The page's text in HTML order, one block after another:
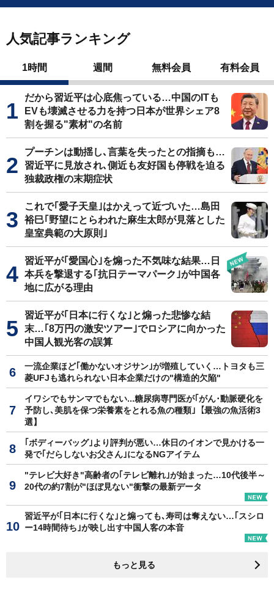
人気記事ランキング
1時間 週間 無料会員 有料会員
だから習近平は心底焦っている…中国のITも
EVも壊滅させる力を持つ日本が世界シェア8
割を握る"素材"の名前
プーチンは動揺し､言葉を失ったとの指摘も…
習近平に見放され､側近も友好国も停戦を迫る
独裁政権の末期症状
これで｢愛子天皇｣はかえって近づいた…島田
裕巳｢野望にとらわれた麻生太郎が見落とした
皇室典範の大原則｣
習近平が｢愛国心｣を煽った不気味な結果…日
本兵を撃退する｢抗日テーマパーク｣が中国各
地に広がる理由
習近平が｢日本に行くな｣と煽った悲惨な結
末…｢8万円の激安ツアー｣でロシアに向かった
中国人観光客の誤算
一流企業ほど｢働かないオジサン｣が増殖していく…トヨタも三
菱UFJも逃れられない日本企業だけの"構造的欠陥"
イワシでもサンマでもない...糖尿病専門医が｢がん･動脈硬化を
予防し､美肌を保つ栄養素をとれる魚の種類｣【最強の魚活術3
選】
｢ボディーバッグ｣より評判が悪い…休日のイオンで見かける一
発で｢だらしないお父さん｣になるNGアイテム
"テレビ大好き"高齢者の｢テレビ離れ｣が始まった…10代後半～
20代の約7割が"ほぼ見ない"衝撃の最新データ
習近平が｢日本に行くな｣と煽っても､寿司は奪えない…｢スシロ
ー14時間待ち｣が映し出す中国人客の本音
もっと見る